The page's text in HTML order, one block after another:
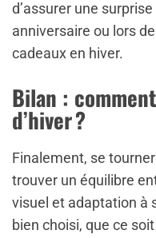
d’assurer une
anniversaire ou lors
cadeaux en hiver.
Bilan :
d’hiver ?
Finalement, se
trouver un équilibre
visuel et adaptation à
bien choisi, que ce